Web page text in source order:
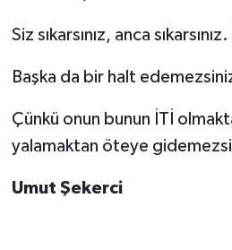
Siz sıkarsınız, anca
Başka da bir halt
Çünkü onun bunun İTİ
yalamaktan öteye
Umut Şekerci